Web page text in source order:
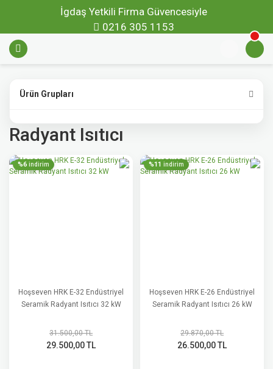
İgdaş Yetkili Firma Güvencesiyle
0216 305 1153
Ürün Grupları
Radyant Isıtıcı
%6 indirim
Hoşseven HRK E-32 Endüstriyel
Seramik Radyant Isıtıcı 32 kW
31.500,00 TL
29.500,00 TL
%11 indirim
Hoşseven HRK E-26 Endüstriyel
Seramik Radyant Isıtıcı 26 kW
29.870,00 TL
26.500,00 TL